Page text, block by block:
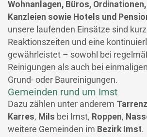
Wohnanlagen, Büros,
Kanzleien sowie Hotels und
unsere laufenden Einsätze sind
Reaktionszeiten und eine
gewährleistet – sowohl bei
Reinigungen als auch bei
Grund- oder Baureinigungen.
Gemeinden rund um Imst
Dazu zählen unter anderem Tarrenz
Karres, Mils bei Imst, Roppen,
weitere Gemeinden im Bezirk Imst.